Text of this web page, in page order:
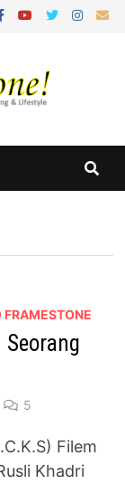
FRAMESTONE
5
Filem
Khadri